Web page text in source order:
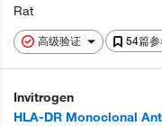
高级验证 54篇
Rat
Invitrogen
HLA-DR Monoclonal